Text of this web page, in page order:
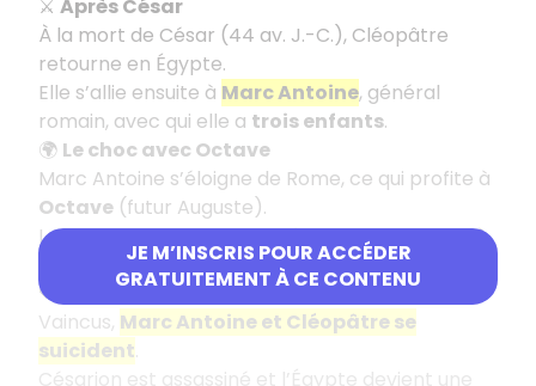
JE M’INSCRIS POUR ACCÉDER
GRATUITEMENT À CE CONTENU
⚔️ Après César
À la mort de César (44 av. J.-C.), Cléopâtre
retourne en Égypte.
Elle s’allie ensuite à Marc Antoine, général
romain, avec qui elle a trois enfants.
🌍 Le choc avec Octave
Marc Antoine s’éloigne de Rome, ce qui profite à
Octave (futur Auguste).
La flotte d’Antoine et de Cléopâtre est battue à
💔
Une fin tragique
Vaincus, Marc Antoine et Cléopâtre se
suicident
Césarion est assassiné et l’Égypte devient une